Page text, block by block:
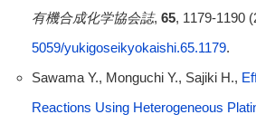
有機合成化学協会誌, 65, 1179-1190
5059/yukigoseikyokaishi.65.1179.
Sawama Y., Monguchi Y., Sajiki H.,
Reactions Using Heterogeneous